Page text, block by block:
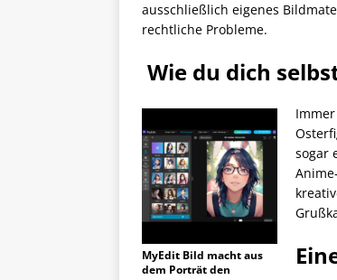
ausschließlich eigenes
rechtliche Probleme.
Wie du dich
MyEdit Bild macht aus
dem Porträt den
sogar